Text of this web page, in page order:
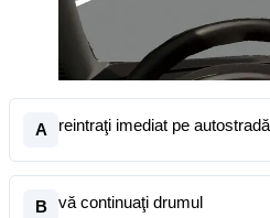
A reintraţi imediat pe autostradă
B vă continuaţi drumul